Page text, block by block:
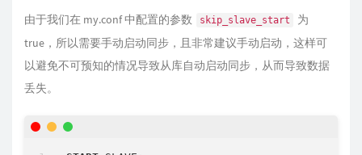
由于我们在 my.conf 中配置的参数 skip_slave_start
为
true，所以需要手动启动同步，且非常建议手动启动，这样可
以避免不可预知的情况导致从库自动启动同步，从而导致数据
丢失。